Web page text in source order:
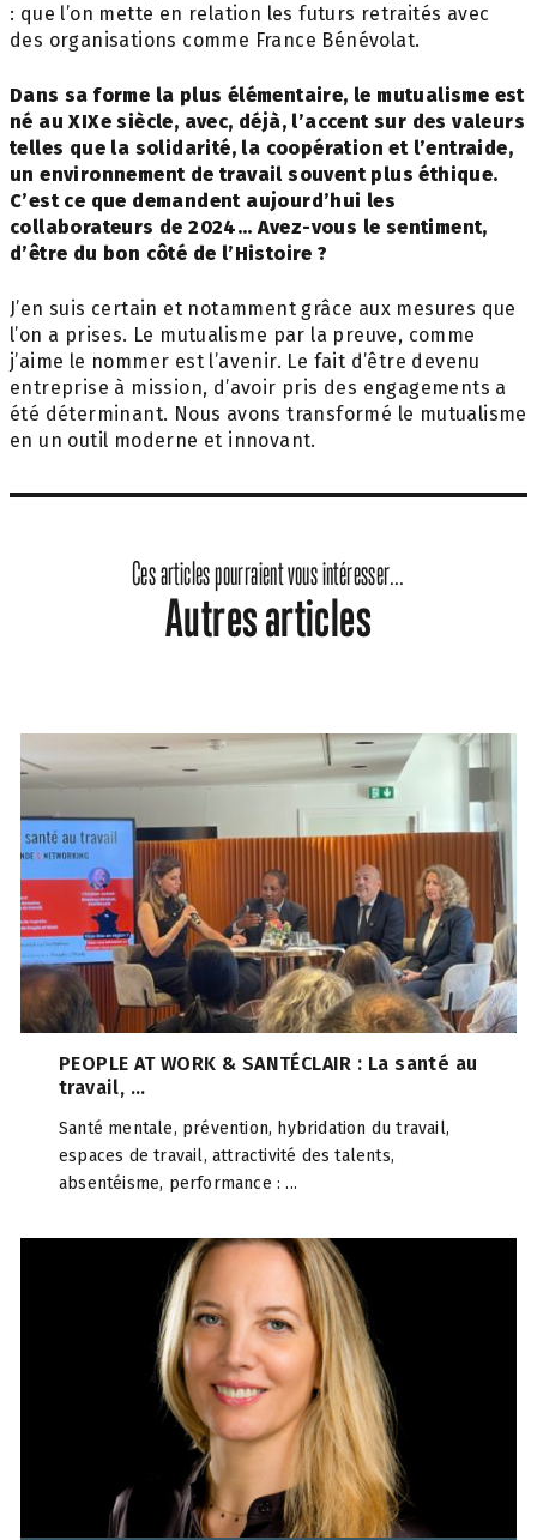
: que l’on mette en relation les futurs retraités avec
des organisations comme France Bénévolat.
Dans sa forme la plus élémentaire, le mutualisme est
né au XIXe siècle, avec, déjà, l’accent sur des valeurs
telles que la solidarité, la coopération et l’entraide,
un environnement de travail souvent plus éthique.
C’est ce que demandent aujourd’hui les
collaborateurs de 2024… Avez-vous le sentiment,
d’être du bon côté de l’Histoire ?
J’en suis certain et notamment grâce aux mesures que
l’on a prises. Le mutualisme par la preuve, comme
j’aime le nommer est l’avenir. Le fait d’être devenu
entreprise à mission, d’avoir pris des engagements a
été déterminant. Nous avons transformé le mutualisme
en un outil moderne et innovant.
Ces articles pourraient vous intéresser...
Autres articles
PEOPLE AT WORK & SANTÉCLAIR : La santé au
travail, ...
Santé mentale, prévention, hybridation du travail,
espaces de travail, attractivité des talents,
absentéisme, performance : ...